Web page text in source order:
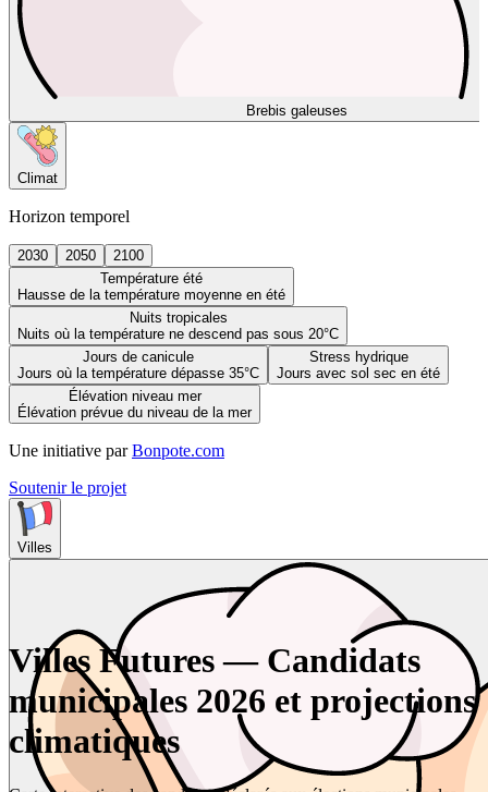
Brebis galeuses
Climat
Horizon temporel
2030 2050
2100
Température été
Hausse de la température moyenne en été
Nuits tropicales
Nuits où la température ne descend pas sous 20°C
Jours de canicule
Jours où la température dépasse 35°C
Stress hydrique
Jours avec sol sec en été
Élévation niveau mer
Élévation prévue du niveau de la mer
Une initiative par Bonpote.com
Soutenir le projet
Villes
Villes Futures — Candidats
municipales 2026 et projections
climatiques